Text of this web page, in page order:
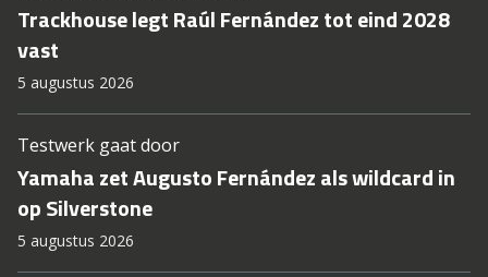
Trackhouse legt Raúl Fernández tot eind 2028
vast
5 augustus 2026
Testwerk gaat door
Yamaha zet Augusto Fernández als wildcard in
op Silverstone
5 augustus 2026